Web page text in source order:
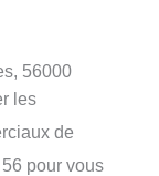
56000
les
de
pour vous